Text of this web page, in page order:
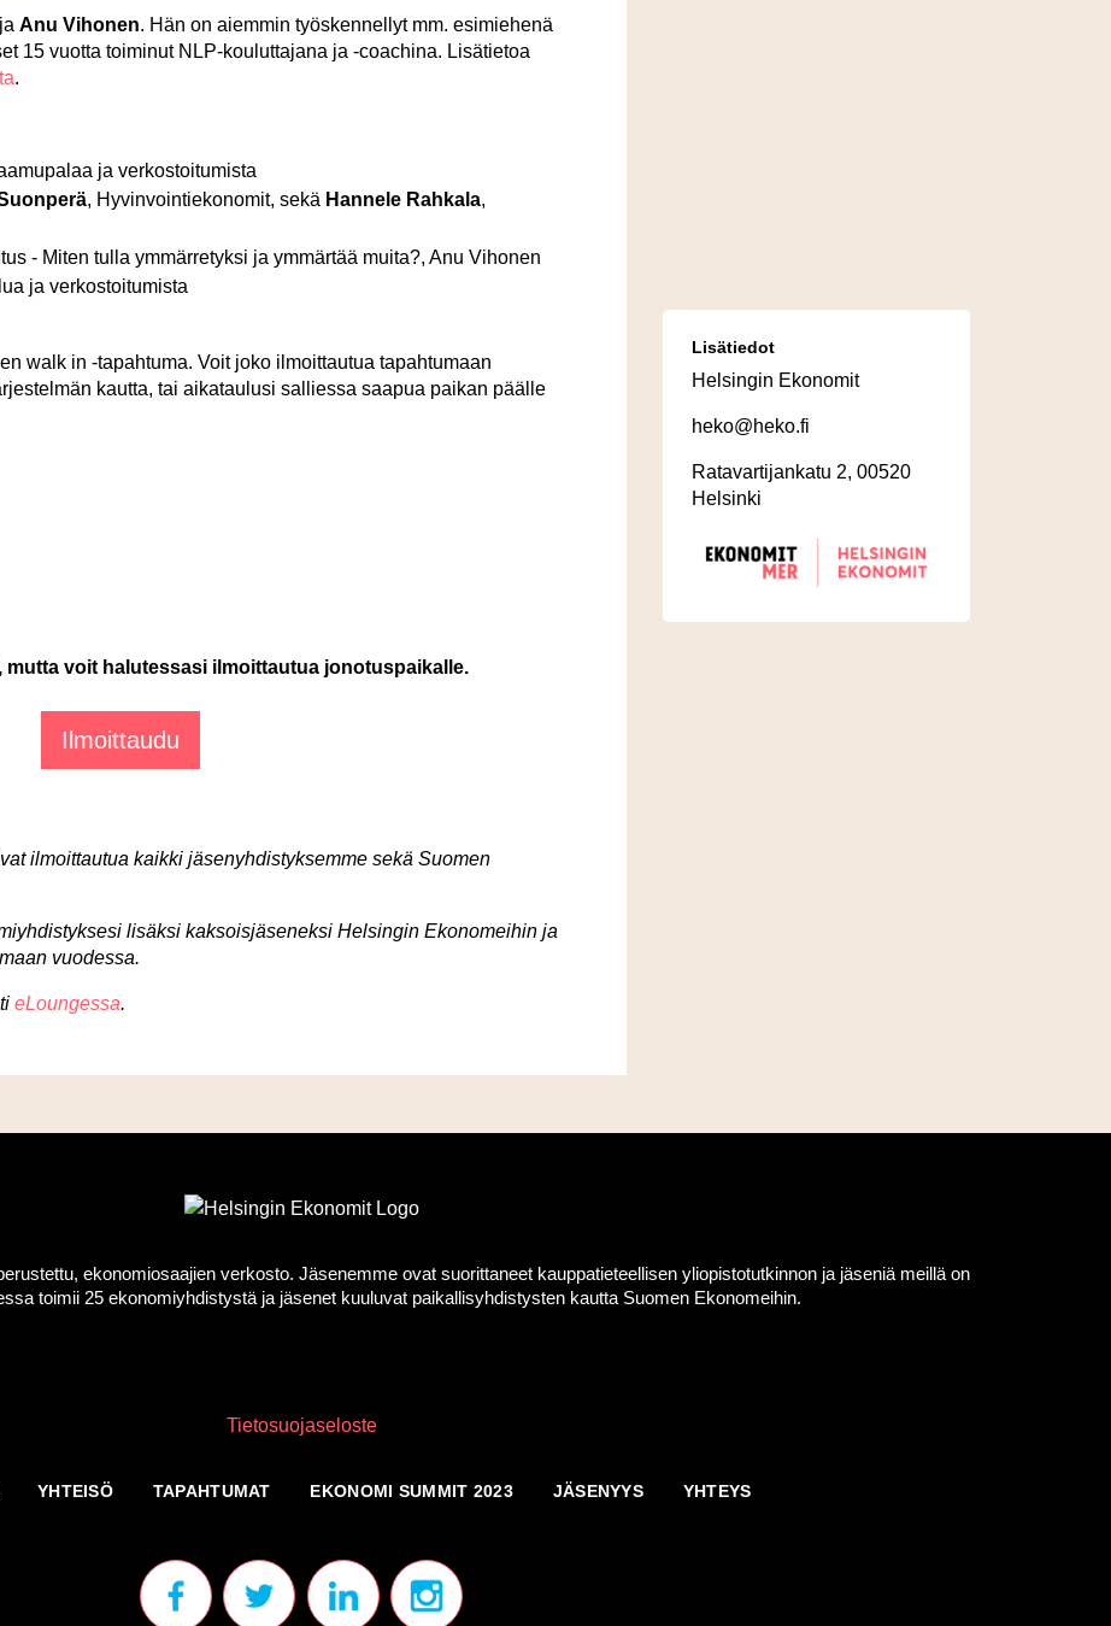
Anu Vihonen. Hän on aiemmin työskennellyt mm. esimiehenä
15 vuotta toiminut NLP-kouluttajana ja -coachina. Lisätietoa
.
ja verkostoitumista
, Hyvinvointiekonomit, sekä Hannele Rahkala,
- Miten tulla ymmärretyksi ja ymmärtää muita?, Anu Vihonen
ja verkostoitumista
walk in -tapahtuma. Voit joko ilmoittautua tapahtumaan
kautta, tai aikataulusi salliessa saapua paikan päälle
mutta voit halutessasi ilmoittautua jonotuspaikalle.
ilmoittautua kaikki jäsenyhdistyksemme sekä Suomen
lisäksi kaksoisjäseneksi Helsingin Ekonomeihin ja
vuodessa.
eLoungessa.
Lisätiedot
Helsingin Ekonomit
heko@heko.fi
Ratavartijankatu 2, 00520
Helsinki
ekonomiosaajien verkosto. Jäsenemme ovat suorittaneet kauppatieteellisen yliopistotutkinnon ja jäseniä meillä on
toimii 25 ekonomiyhdistystä ja jäsenet kuuluvat paikallisyhdistysten kautta Suomen Ekonomeihin.
Tietosuojaseloste
YHTEISÖ TAPAHTUMAT EKONOMI SUMMIT 2023 JÄSENYYS YHTEYS